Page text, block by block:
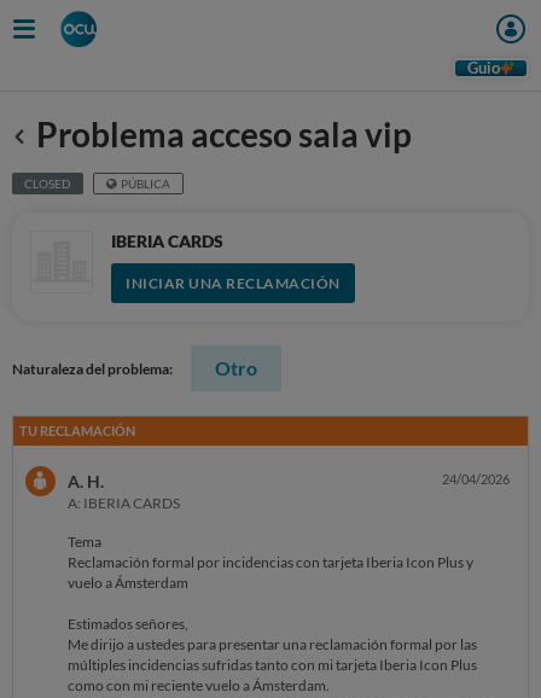
Guio
Anterior
Problema acceso sala vip
CLOSED PÚBLICA
IBERIA CARDS
INICIAR UNA RECLAMACIÓN
Naturaleza del problema: Otro
TU RECLAMACIÓN
A. H.
A: IBERIA CARDS
24/04/2026
Tema
Reclamación formal por incidencias con tarjeta Iberia Icon Plus y
vuelo a Ámsterdam
Estimados señores,
Me dirijo a ustedes para presentar una reclamación formal por las
múltiples incidencias sufridas tanto con mi tarjeta Iberia Icon Plus
como con mi reciente vuelo a Ámsterdam.